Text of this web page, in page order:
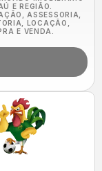
E REGIÃO.
ASSESSORIA,
LOCAÇÃO,
E VENDA.